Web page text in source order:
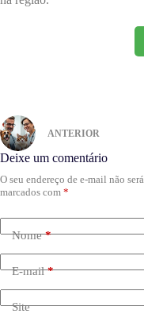
ANTERIOR
Deixe um comentário
O seu endereço de e-mail não
marcados com *
Nome*
E-mail*
Site